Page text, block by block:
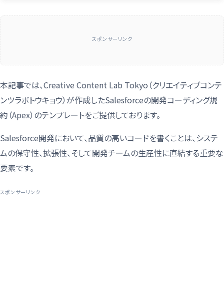
スポンサーリンク
本記事では、Creative Content Lab Tokyo（クリエイティブコンテ
ンツラボトウキョウ）が作成したSalesforceの開発コーディング規
約（Apex）のテンプレートをご提供しております。
Salesforce開発において、品質の高いコードを書くことは、システ
ムの保守性、拡張性、そして開発チームの生産性に直結する重要な
要素です。
スポンサーリンク